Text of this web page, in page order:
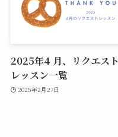
2025年4 月、リクエスト
レッスン一覧
2025年2月27日